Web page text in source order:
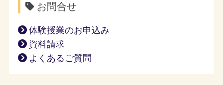
お問合せ
体験授業のお申込み
資料請求
よくあるご質問